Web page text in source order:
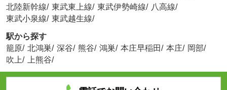
北陸新幹線/ 東武東上線/ 東武伊勢崎線/ 八高線/
東武小泉線/ 東武越生線/
駅から探す
籠原/ 北鴻巣/ 深谷/ 熊谷/ 鴻巣/ 本庄早稲田/ 本庄/ 岡部/
吹上/ 上熊谷/